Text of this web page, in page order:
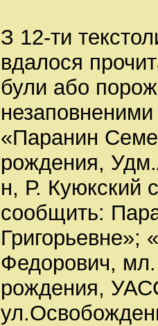
З 12-ти
вдалося
були або
«Паранин
рождения,
н, Р. Куюкский
сообщить:
Григорьевне»;
Федорович,
рождения,